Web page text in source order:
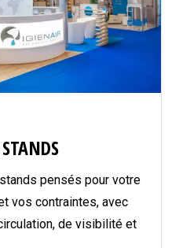
pensés pour votre
vos contraintes, avec
de visibilité et